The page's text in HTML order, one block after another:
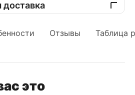
доставка
Отзывы Таблица
это